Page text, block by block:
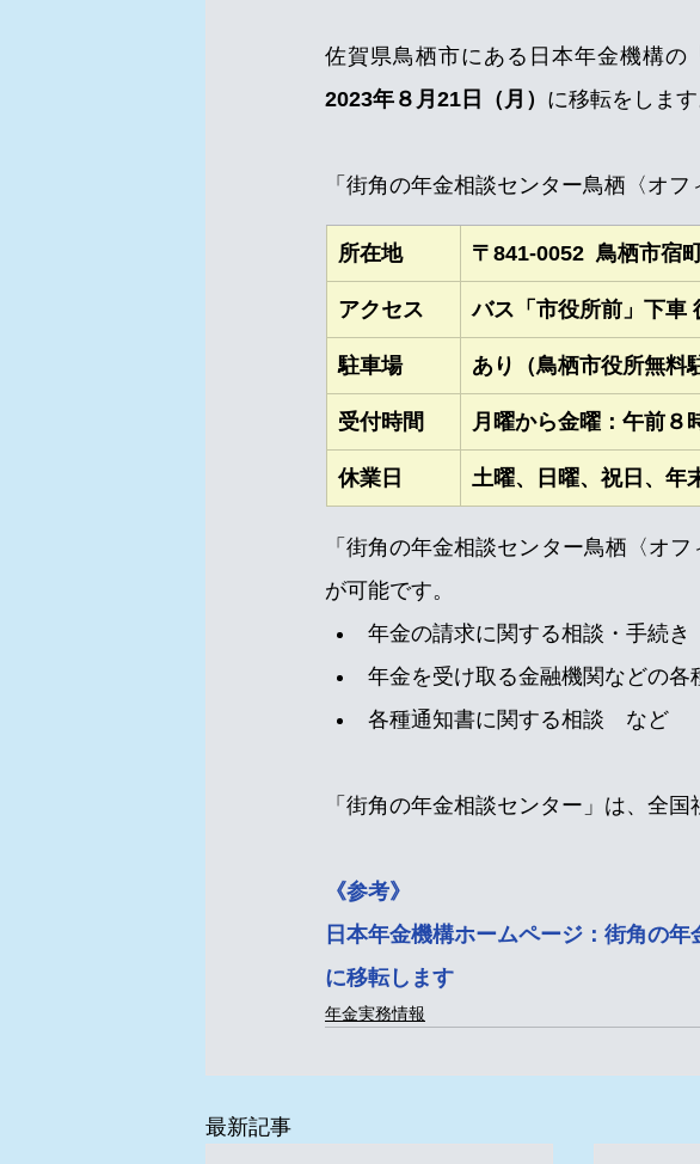
佐賀県鳥栖市にある日本年金機構の
2023年８月21日（月） に移転をします
「街角の年金相談センター鳥栖〈オ
​所在地 〒841-0052  鳥栖市宿
​アクセス バス「市役所前」下車
​駐車場 あり（鳥栖市役所無料
​受付時間 月曜から金曜：午前８
​休業日 土曜、日曜、祝日、年
「街角の年金相談センター鳥栖〈オ
が可能です。
年金の請求に関する相談・手続き
年金を受け取る金融機関などの各
各種通知書に関する相談　など
「街角の年金相談センター」は、全
《参考》
日本年金機構ホームページ：街角の
に移転します
年金実務情報
最新記事